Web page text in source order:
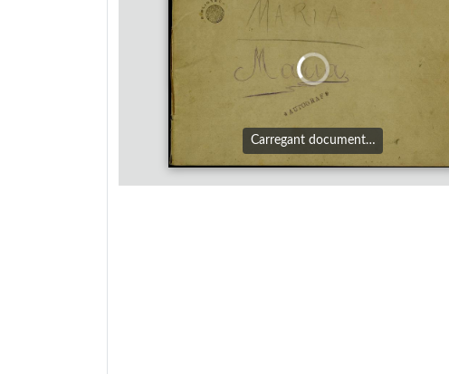
Carregant document…